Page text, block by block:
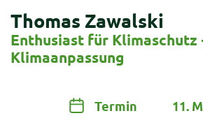
Thomas Zawalski
Enthusiast für Klimaschutz
Klimaanpassung
Termin 11.